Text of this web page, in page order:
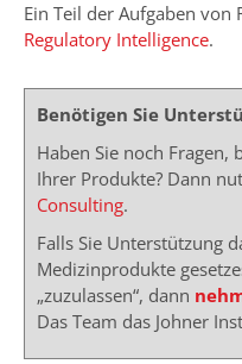
Ein Teil der Aufgaben von
Regulatory Intelligence.
Benötigen Sie
Haben Sie noch Fragen,
Ihrer Produkte? Dann
Consulting.
Falls Sie Unterstützung
Medizinprodukte
„zuzulassen“, dann
Das Team das Johner